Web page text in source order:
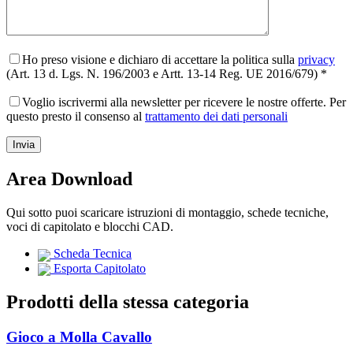
Ho preso visione e dichiaro di accettare la politica sulla privacy
(Art. 13 d. Lgs. N. 196/2003 e Artt. 13-14 Reg. UE 2016/679) *
Voglio iscrivermi alla newsletter per ricevere le nostre offerte. Per
questo presto il consenso al trattamento dei dati personali
Area Download
Qui sotto puoi scaricare istruzioni di montaggio, schede tecniche,
voci di capitolato e blocchi CAD.
Scheda Tecnica
Esporta Capitolato
Prodotti della stessa categoria
Gioco a Molla Cavallo